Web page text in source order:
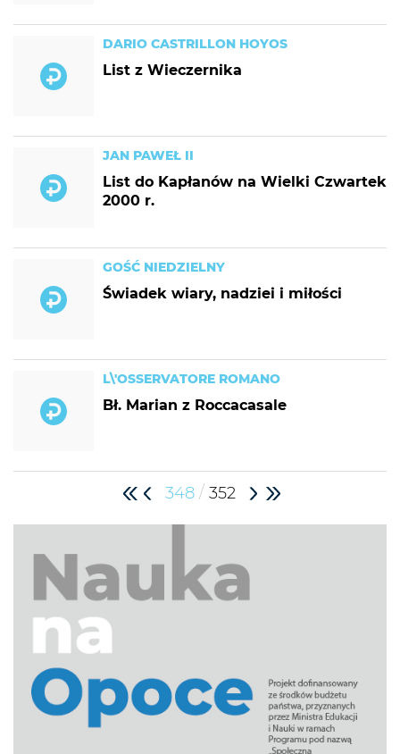
DARIO CASTRILLON HOYOS
List z Wieczernika
JAN PAWEŁ II
List do Kapłanów na Wielki Czwartek
2000 r.
GOŚĆ NIEDZIELNY
Świadek wiary, nadziei i miłości
L\'OSSERVATORE ROMANO
Bł. Marian z Roccacasale
348 / 352